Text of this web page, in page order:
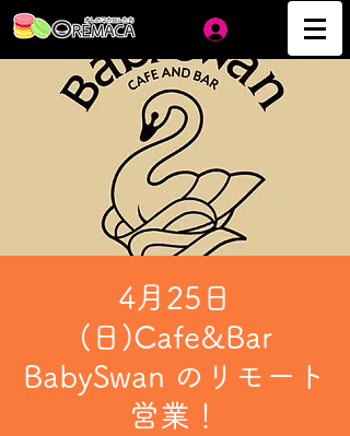
4月25日
(日)Cafe&Bar
BabySwan のリモート
営業！